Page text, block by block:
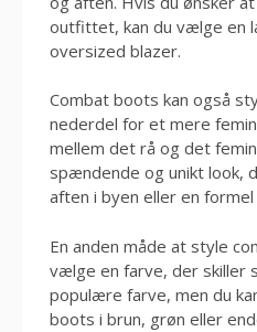
outfittet, kan du vælge en
oversized blazer.
Combat boots kan også
nederdel for et mere
mellem det rå og det
spændende og unikt look,
aften i byen eller en
En anden måde at style
vælge en farve, der skiller
populære farve, men du
boots i brun, grøn eller